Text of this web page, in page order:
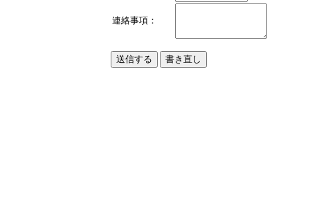
連絡事項：